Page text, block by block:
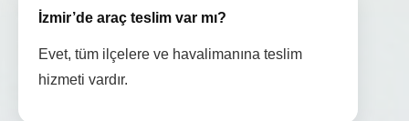
İzmir’de araç teslim var mı?
Evet, tüm ilçelere ve havalimanına teslim
hizmeti vardır.